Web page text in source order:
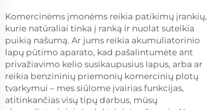
Komercinėms įmonėms reikia patikimų įrankių,
kurie natūraliai tinka į ranką ir nuolat suteikia
puikią našumą. Ar jums reikia akumuliatorinio
lapų pūtimo aparato, kad pašalintumėte ant
privažiavimo kelio susikaupusius lapus, arba ar
reikia benzininių priemonių komercinių plotų
tvarkymui – mes siūlome įvairias funkcijas,
atitinkančias visų tipų darbus, mūsų